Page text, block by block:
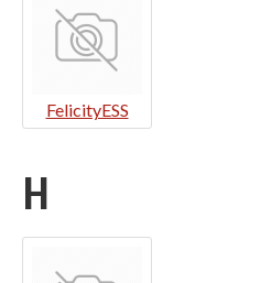
FelicityESS
H